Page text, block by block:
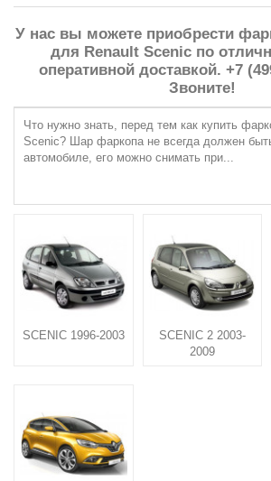
У нас вы можете приобрести
для Renault Scenic по
оперативной доставкой. +7
Звоните!
Что нужно знать, перед тем как купить
Scenic? Шар фаркопа не всегда должен
автомобиле, его можно снимать при...
SCENIC 1996-2003
SCENIC 2 2003-
2009